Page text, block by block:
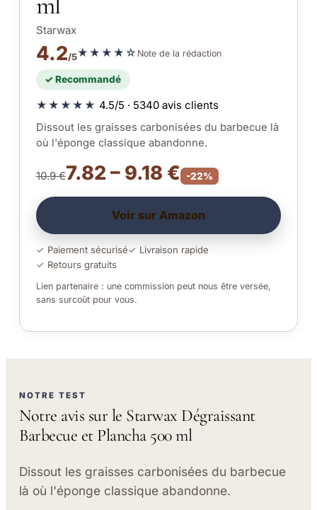
Starwax
4.2/5★★★★☆ Note de la rédaction
✓ Recommandé
★★★★★ 4.5/5 · 5340 avis clients
Dissout les graisses carbonisées du barbecue là
où l'éponge classique abandonne.
10.9 €7.82 – 9.18 € -22%
Voir sur Amazon
✓ Paiement sécurisé✓ Livraison rapide
✓ Retours gratuits
Lien partenaire : une commission peut nous être versée,
sans surcoût pour vous.
NOTRE TEST
Notre avis sur le Starwax Dégraissant
Barbecue et Plancha 500 ml
Dissout les graisses carbonisées du barbecue
là où l'éponge classique abandonne.